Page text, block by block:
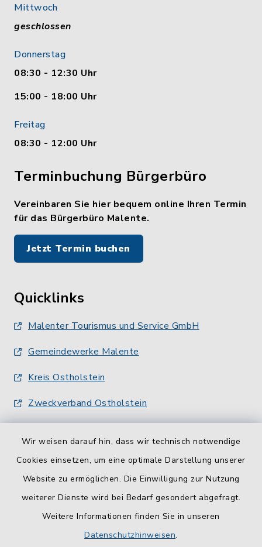
Wir weisen darauf hin, dass wir technisch notwendige
Cookies einsetzen, um eine optimale Darstellung unserer
Website zu ermöglichen. Die Einwilligung zur Nutzung
weiterer Dienste wird bei Bedarf gesondert abgefragt.
Weitere Informationen finden Sie in unseren
Datenschutzhinweisen.
Mittwoch
geschlossen
Donnerstag
08:30 - 12:30 Uhr
15:00 - 18:00 Uhr
Freitag
08:30 - 12:00 Uhr
Terminbuchung Bürgerbüro
Vereinbaren Sie hier bequem online Ihren Termin
für das Bürgerbüro Malente.
Jetzt Termin buchen
Quicklinks
Malenter Tourismus und Service GmbH
Gemeindewerke Malente
Kreis Ostholstein
Zweckverband Ostholstein
Barrierefreiheit